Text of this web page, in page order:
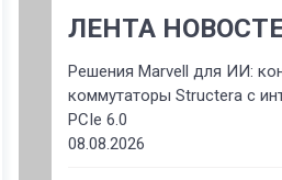
ЛЕНТА
Решения Marvell для ИИ:
коммутаторы Structera с
PCIe 6.0
08.08.2026